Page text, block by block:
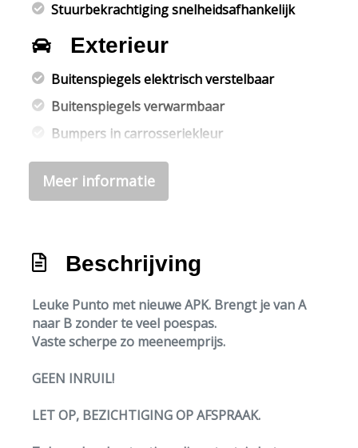
Stuurbekrachtiging snelheidsafhankelijk
Exterieur
Buitenspiegels elektrisch verstelbaar
Buitenspiegels verwarmbaar
Bumpers in carrosseriekleur
Centrale vergrendeling met
afstandsbediening
Anti blokkeer systeem
Bestuurdersairbag
Elektronische remkrachtverdeling
Meer informatie
Beschrijving
Leuke Punto met nieuwe APK. Brengt je van A
naar B zonder te veel poespas.
Vaste scherpe zo meeneemprijs.
GEEN INRUIL!
LET OP, BEZICHTIGING OP AFSPRAAK.